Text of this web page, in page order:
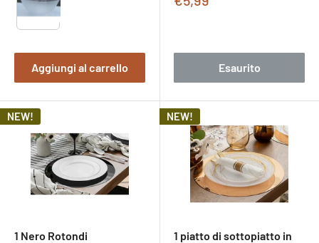
Aggiungi al carrello Esaurito
NEW!
1 Nero Rotondi
NEW!
1 piatto di sottopiatto in